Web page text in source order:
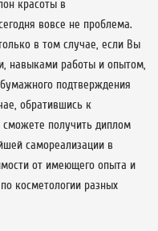
красоты в
вовсе не проблема.
в том случае, если Вы
навыками работы и опытом,
подтверждения
обратившись к
получить диплом
самореализации в
от имеющего опыта и
косметологии разных